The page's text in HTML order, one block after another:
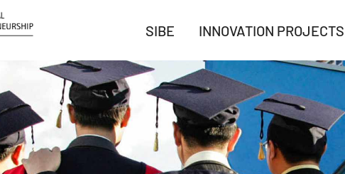
SIBE INNOVATION PROJECTS